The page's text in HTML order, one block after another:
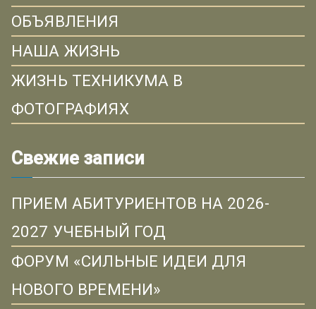
ОБЪЯВЛЕНИЯ
НАША ЖИЗНЬ
ЖИЗНЬ ТЕХНИКУМА В
ФОТОГРАФИЯХ
Свежие записи
ПРИЕМ АБИТУРИЕНТОВ НА 2026-
2027 УЧЕБНЫЙ ГОД
ФОРУМ «СИЛЬНЫЕ ИДЕИ ДЛЯ
НОВОГО ВРЕМЕНИ»